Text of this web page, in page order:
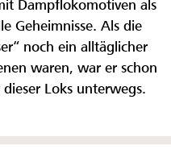
Dampflokomotiven als
Geheimnisse. Als die
noch ein alltäglicher
waren, war er schon
Loks unterwegs.